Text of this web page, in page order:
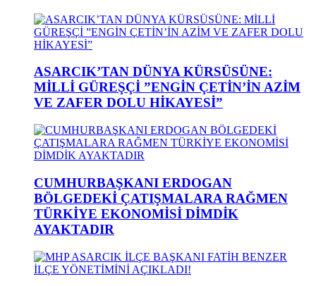
ASARCIK’TAN DÜNYA KÜRSÜSÜNE:
MİLLİ GÜREŞÇİ ”ENGİN ÇETİN’İN AZİM
VE ZAFER DOLU HİKAYESİ”
CUMHURBAŞKANI ERDOGAN
BÖLGEDEKİ ÇATIŞMALARA RAĞMEN
TÜRKİYE EKONOMİSİ DİMDİK
AYAKTADIR